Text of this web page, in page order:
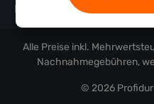
Folge uns
© 2026
Alle Preise inkl.
Nachnahmegebühren,